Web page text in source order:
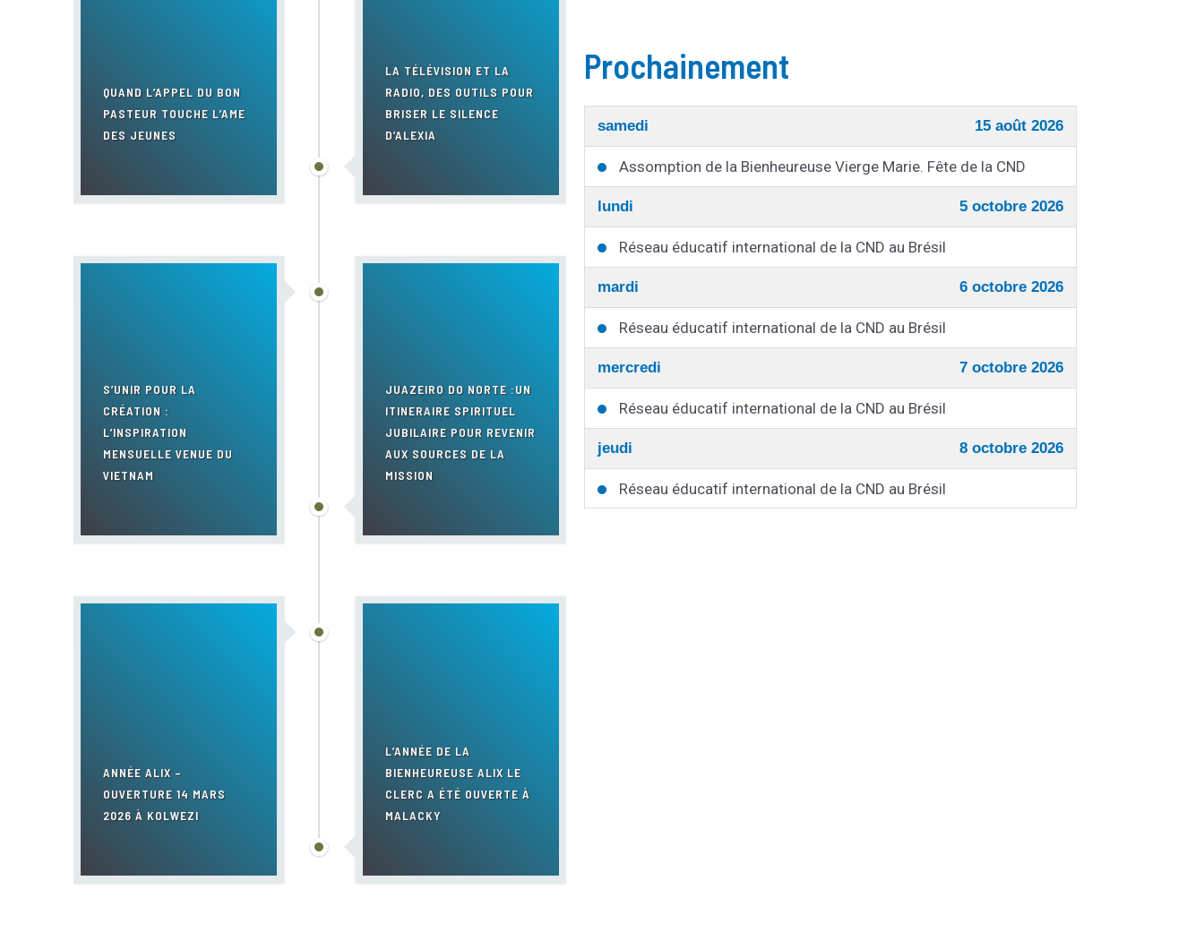
QUAND L’APPEL DU BON
PASTEUR TOUCHE L’AME
DES JEUNES
LA TÉLÉVISION ET LA
RADIO, DES OUTILS POUR
BRISER LE SILENCE
D’ALEXIA
S’UNIR POUR LA
CRÉATION :
L’INSPIRATION
MENSUELLE VENUE DU
VIETNAM
JUAZEIRO DO NORTE :UN
ITINERAIRE SPIRITUEL
JUBILAIRE POUR REVENIR
AUX SOURCES DE LA
MISSION
ANNÉE ALIX –
OUVERTURE 14 MARS
2026 À KOLWEZI
L’ANNÉE DE LA
BIENHEUREUSE ALIX LE
CLERC A ÉTÉ OUVERTE À
MALACKY
Prochainement
samedi 15 août 2026
Assomption de la Bienheureuse Vierge Marie. Fête de la CND
lundi 5 octobre 2026
Réseau éducatif international de la CND au Brésil
mardi 6 octobre 2026
Réseau éducatif international de la CND au Brésil
mercredi 7 octobre 2026
Réseau éducatif international de la CND au Brésil
jeudi 8 octobre 2026
Réseau éducatif international de la CND au Brésil